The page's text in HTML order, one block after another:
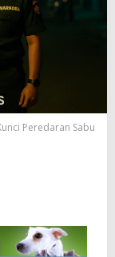
Peredaran Sabu